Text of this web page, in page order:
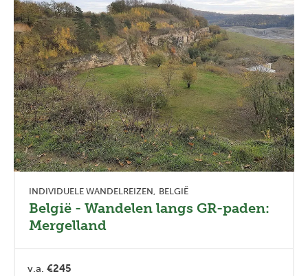
INDIVIDUELE WANDELREIZEN BELGIË
België - Wandelen langs GR-paden:
Mergelland
v.a. €245